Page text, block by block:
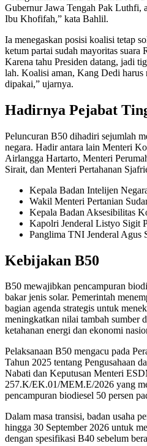
Gubernur Jawa Tengah Pak Luthfi,
Ibu Khofifah,” kata Bahlil.
Ia menegaskan posisi koalisi tetap
ketum partai sudah mayoritas suara
Karena tahu Presiden datang, jadi
lah. Koalisi aman, Kang Dedi harus
dipakai,” ujarnya.
Hadirnya Pejabat
Peluncuran B50 dihadiri sejumlah
negara. Hadir antara lain Menteri
Airlangga Hartarto, Menteri
Sirait, dan Menteri Pertahanan
Kepala Badan Intelijen
Wakil Menteri Pertanian
Kepala Badan Aksesibilitas
Kapolri Jenderal Listyo Sigit
Panglima TNI Jenderal Agus
Kebijakan B50
B50 mewajibkan pencampuran
bakar jenis solar. Pemerintah
bagian agenda strategis untuk
meningkatkan nilai tambah sumber
ketahanan energi dan ekonomi
Pelaksanaan B50 mengacu pada
Tahun 2025 tentang Pengusahaan
Nabati dan Keputusan Menteri
257.K/EK.01/MEM.E/2026 yang
pencampuran biodiesel 50 persen
Dalam masa transisi, badan usaha
hingga 30 September 2026 untuk
dengan spesifikasi B40 sebelum